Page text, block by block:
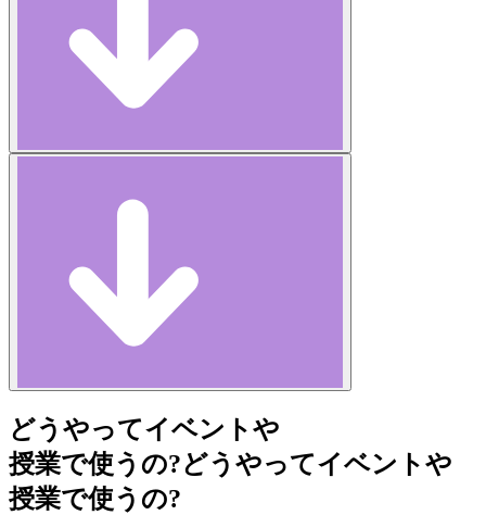
どうやってイベントや
授業で使うの?どうやってイベントや
授業で使うの?